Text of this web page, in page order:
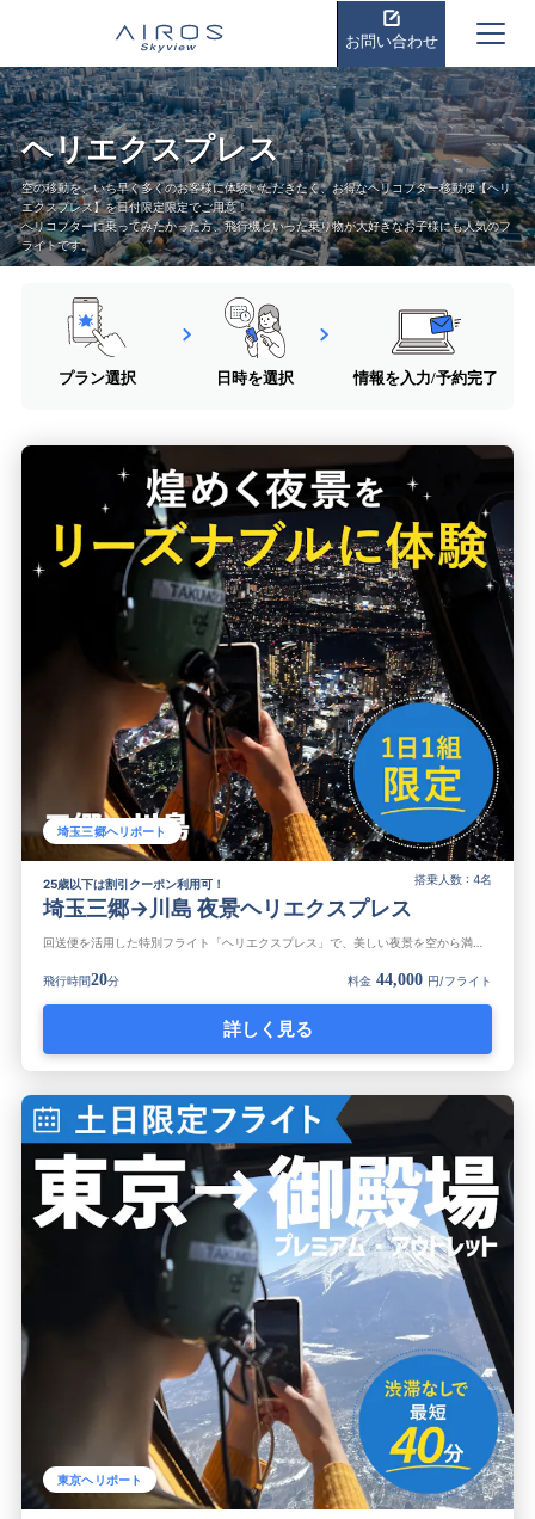
お問い合わせ
ヘリエクスプレス
空の移動を、いち早く多くのお客様に体験いただきたく、お得なヘリコプター移動便【ヘリ
エクスプレス】を日付限定限定でご用意！
ヘリコプターに乗ってみたかった方、飛行機といった乗り物が大好きなお子様にも人気のフ
ライトです。
プラン選択 日時を選択 情報を入力/予約完了
埼玉三郷ヘリポート
搭乗人数 : 4名
25歳以下は割引クーポン利用可！
埼玉三郷→川島 夜景ヘリエクスプレス
飛行時間20分 料金 44,000 円/フライト
詳しく見る
東京ヘリポート